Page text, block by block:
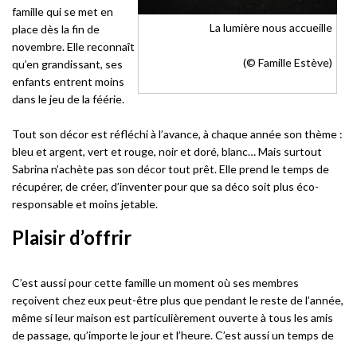
La lumière nous accueille
(© Famille Estève)
famille qui se met en
place dès la fin de
novembre. Elle reconnaît
qu’en grandissant, ses
enfants entrent moins
dans le jeu de la féérie.
Tout son décor est réfléchi à l’avance, à chaque année son thème :
bleu et argent, vert et rouge, noir et doré, blanc… Mais surtout
Sabrina n’achète pas son décor tout prêt. Elle prend le temps de
récupérer, de créer, d’inventer pour que sa déco soit plus éco-
responsable et moins jetable.
Plaisir d’offrir
C’est aussi pour cette famille un moment où ses membres
reçoivent chez eux peut-être plus que pendant le reste de l’année,
même si leur maison est particulièrement ouverte à tous les amis
de passage, qu’importe le jour et l’heure. C’est aussi un temps de